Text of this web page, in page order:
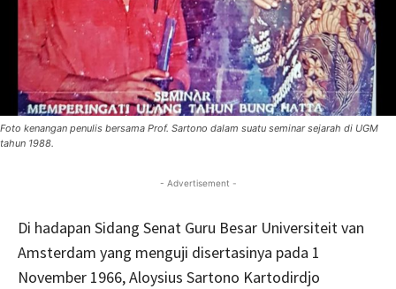
Foto kenangan penulis bersama Prof. Sartono dalam suatu seminar sejarah di UGM
tahun 1988.
- Advertisement -
Di hadapan Sidang Senat Guru Besar Universiteit van
Amsterdam yang menguji disertasinya pada 1
November 1966, Aloysius Sartono Kartodirdjo